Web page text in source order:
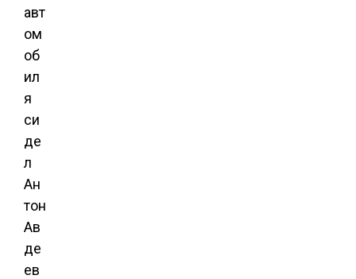
авт
ом
об
ил
я
си
де
л
Ан
тон
Ав
де
ев